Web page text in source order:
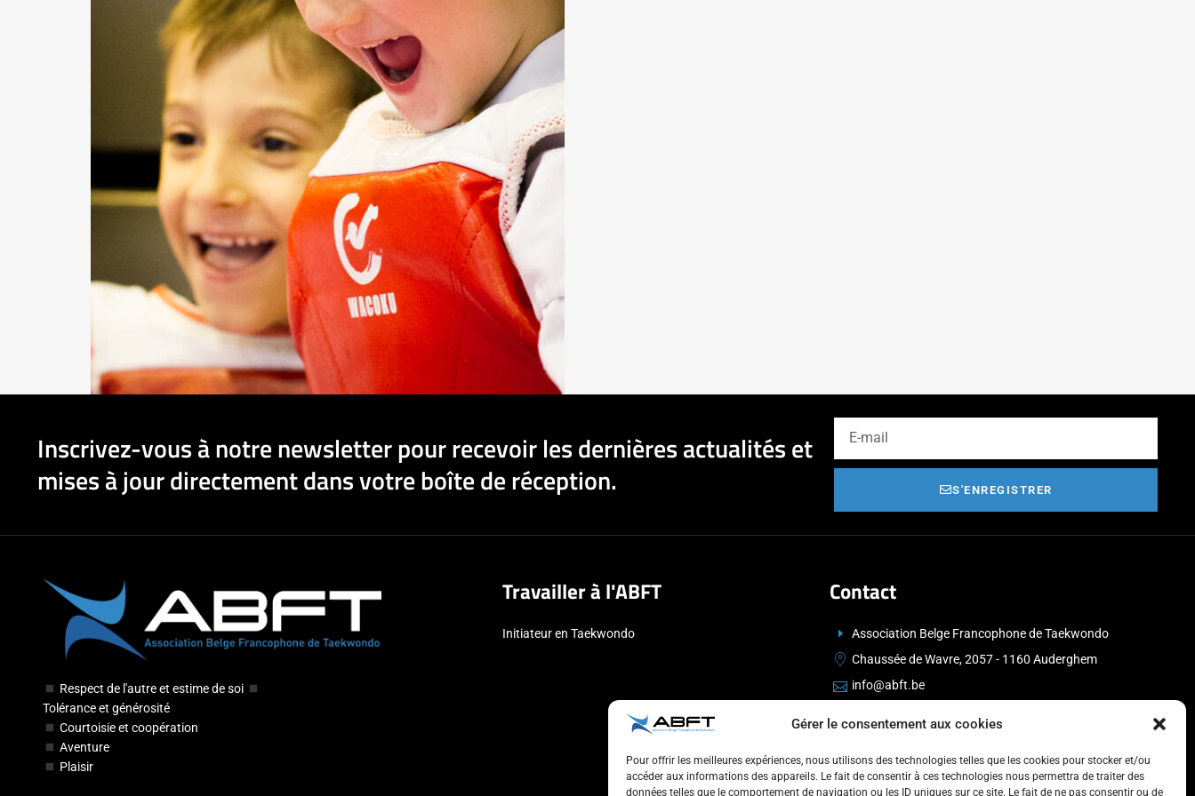
Gérer le consentement aux cookies
Pour offrir les meilleures expériences, nous utilisons des technologies telles que les cookies pour stocker et/ou
accéder aux informations des appareils. Le fait de consentir à ces technologies nous permettra de traiter des
données telles que le comportement de navigation ou les ID uniques sur ce site. Le fait de ne pas consentir ou de
Inscrivez-vous à notre newsletter pour recevoir les dernières actualités et
mises à jour directement dans votre boîte de réception.
S'ENREGISTRER
Respect de l'autre et estime de soi
Tolérance et générosité
Courtoisie et coopération
Aventure
Plaisir
Travailler à l'ABFT
Initiateur en Taekwondo
Contact
Association Belge Francophone de Taekwondo
Chaussée de Wavre, 2057 - 1160 Auderghem
info@abft.be